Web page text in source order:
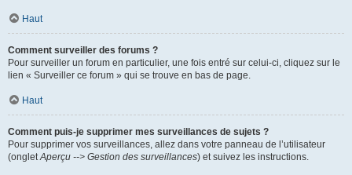
Haut
Comment surveiller des forums ?
Pour surveiller un forum en particulier, une fois entré sur celui-ci, cliquez sur le
lien « Surveiller ce forum » qui se trouve en bas de page.
Haut
Comment puis-je supprimer mes surveillances de sujets ?
Pour supprimer vos surveillances, allez dans votre panneau de l’utilisateur
(ongletAperçu --> Gestion des surveillances) et suivez les instructions.